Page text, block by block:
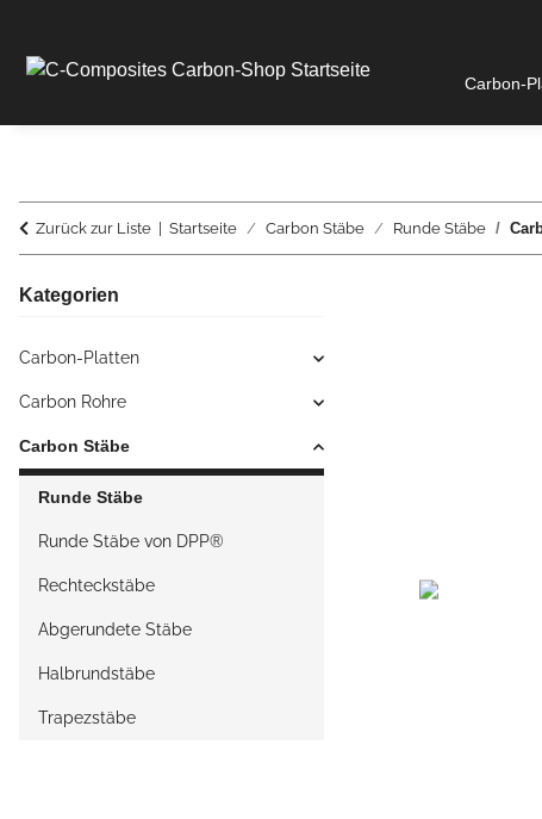
Carbon-
Zurück zur Liste Startseite Carbon Stäbe Runde Stäbe
Kategorien
Carbon-Platten
Carbon Rohre
Carbon Stäbe
Runde Stäbe
Runde Stäbe von DPP®
Rechteckstäbe
Abgerundete Stäbe
Halbrundstäbe
Trapezstäbe